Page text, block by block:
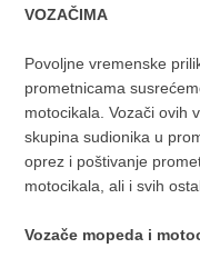
VOZAČIMA
Povoljne vremenske
prometnicama
motocikala. Vozači ovih
skupina sudionika u
oprez i poštivanje
motocikala, ali i svih
Vozače mopeda i